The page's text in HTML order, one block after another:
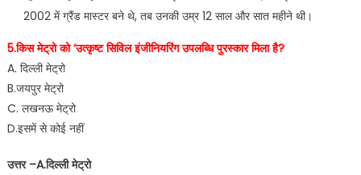
2002 में ग्रैंड मास्टर बने थे, तब उनकी उम्र 12 साल और सात महीने थी।
5.किस मेट्रो को ‘उत्कृष्ट सिविल इंजीनियरिंग उपलब्धि पुरस्कार मिला है?
A. दिल्ली मेट्रो
B.जयपुर मेट्रो
C. लखनऊ मेट्रो
D.इसमें से कोई नहीं
उत्तर –A.दिल्ली मेट्रो